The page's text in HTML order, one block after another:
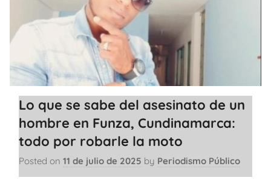
Lo que se sabe del asesinato de un
hombre en Funza, Cundinamarca:
todo por robarle la moto
Posted on 11 de julio de 2025 by Periodismo Público